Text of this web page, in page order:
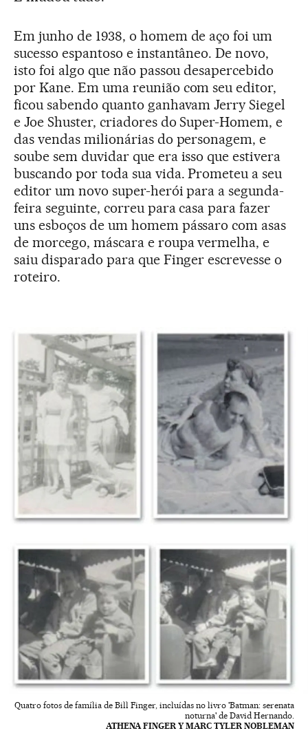
Em junho de 1938, o homem de aço foi um
sucesso espantoso e instantâneo. De novo,
isto foi algo que não passou desapercebido
por Kane. Em uma reunião com seu editor,
ficou sabendo quanto ganhavam Jerry Siegel
e Joe Shuster, criadores do Super-Homem, e
das vendas milionárias do personagem, e
soube sem duvidar que era isso que estivera
buscando por toda sua vida. Prometeu a seu
editor um novo super-herói para a segunda-
feira seguinte, correu para casa para fazer
uns esboços de um homem pássaro com asas
de morcego, máscara e roupa vermelha, e
saiu disparado para que Finger escrevesse o
roteiro.
Quatro fotos de família de Bill Finger, incluídas no livro 'Batman: serenata
noturna' de David Hernando.
ATHENA FINGER Y MARC TYLER NOBLEMAN